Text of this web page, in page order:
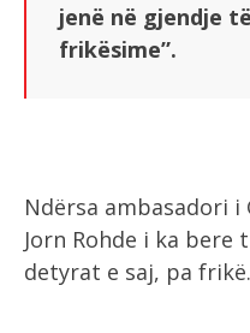
jenë në gjendje
frikësime”.
Ndërsa ambasadori i
Jorn Rohde i ka bere
detyrat e saj, pa frikë.